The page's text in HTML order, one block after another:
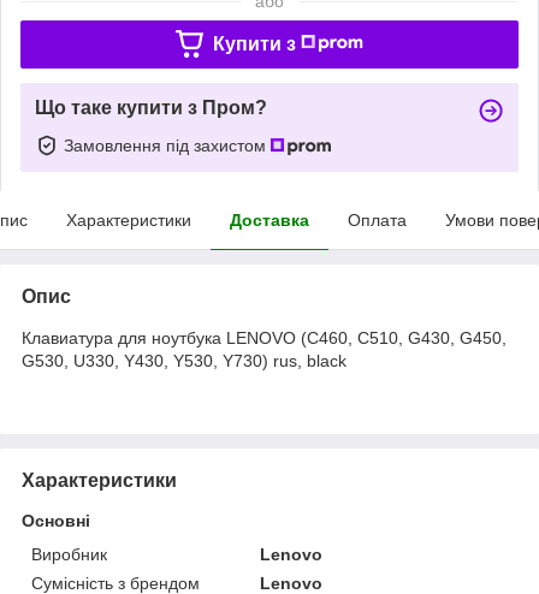
Купити з
Що таке купити з Пром?
Замовлення під захистом
Характеристики Доставка Оплата Умови
Опис
Клавиатура для ноутбука LENOVO (C460, C510, G430, G450,
G530, U330, Y430, Y530, Y730) rus, black
Характеристики
Основні
Виробник
Lenovo
Сумісність з брендом
Lenovo